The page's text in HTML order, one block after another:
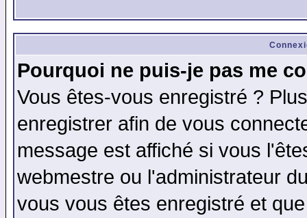
Pourquoi ne puis-je pas me
Vous êtes-vous enregistré ?
enregistrer afin de vous
message est affiché si vous
webmestre ou l'administrateur
vous vous êtes enregistré et